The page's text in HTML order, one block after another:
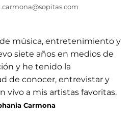
música, entretenimiento y
siete años en medios de
y he tenido la
de conocer, entrevistar y
vivo a mis artistas favoritas.
Carmona